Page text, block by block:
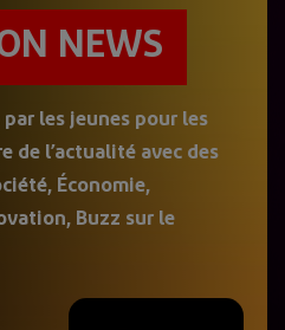
NEWS
les jeunes pour les
de l’actualité avec des
Économie,
Buzz sur le